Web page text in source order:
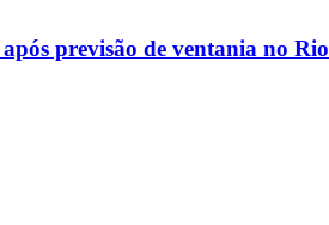
previsão de ventania no Rio